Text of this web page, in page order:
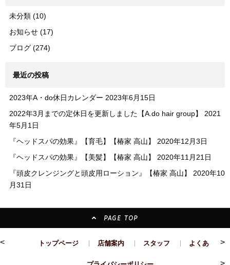
未分類 (10)
お知らせ (17)
ブログ (274)
最近の投稿
2023年A・do休日カレンダー 2023年6月15日
2022年3月までの定休日を更新しました【A.do hair group】
2021
年5月1日
『ヘッドスパの効果』【育毛】【椿家 高山】
2020年12月3日
『ヘッドスパの効果』【美髪】【椿家 高山】
2020年11月21日
『頭皮クレンジングと頭皮用ローション』【椿家 高山】
2020年10
月31日
PAGE TOP
< トップページ 店舗案内 スタッフ よくある質問
>
>